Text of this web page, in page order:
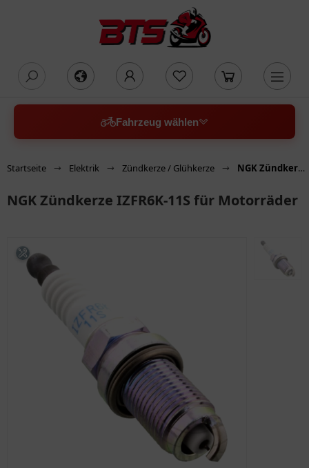
Fahrzeug wählen
Startseite Elektrik Zündkerze / Glühkerze NGK Zündkerze IZFR6K-11S für Motorräder
NGK Zündkerze IZFR6K-11S für Motorräder